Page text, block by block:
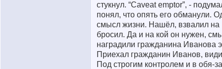
стукнул. “Caveat emptor”, -
понял, что опять его обманули.
смысл жизни. Нашёл, взвалил на
бросил. Да и на кой он нужен,
наградили гражданина Иванова
Приехал гражданин Иванов,
Под строгим контролем и в обя-